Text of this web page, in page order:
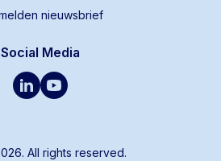
nieuwsbrief
Social Media
All rights reserved.